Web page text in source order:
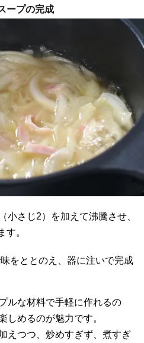
ープの完成
す。
ルな材料で手軽に作れるの
しめるのが魅力です。
えつつ、炒めすぎず、煮すぎ